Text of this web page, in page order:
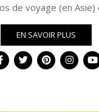
de voyage (en Asie)
EN SAVOIR PLUS